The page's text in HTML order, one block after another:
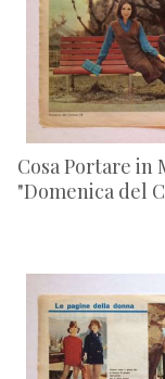
Cosa Portare in
"Domenica del